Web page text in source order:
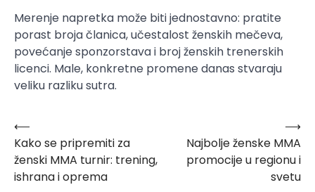
Merenje napretka može biti jednostavno: pratite
porast broja članica, učestalost ženskih mečeva,
povećanje sponzorstava i broj ženskih trenerskih
licenci. Male, konkretne promene danas stvaraju
veliku razliku sutra.
Post
navigation
⟵
Kako se pripremiti za
ženski MMA turnir: trening,
ishrana i oprema
Najbolje ženske MMA
promocije u regionu i
svetu
⟶